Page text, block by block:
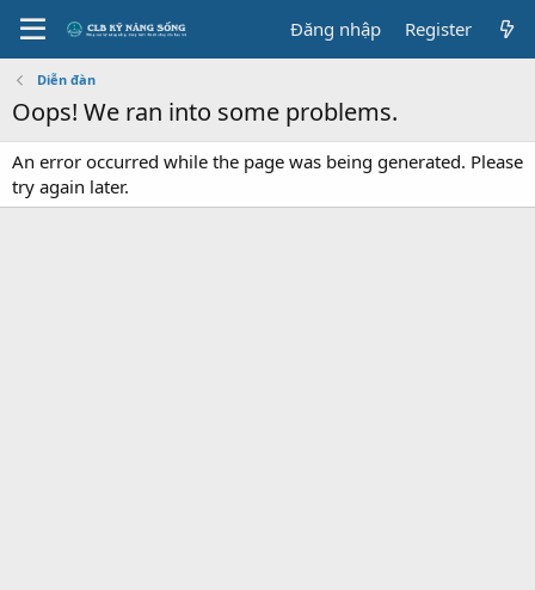
Đăng nhập Register
Diễn đàn
Oops! We ran into some problems.
An error occurred while the page was being generated. Please
try again later.